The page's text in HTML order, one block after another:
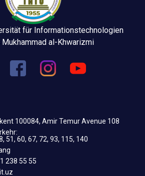
für Informationstechnologien
Mukhammad al-Khwarizmi
100084, Amir Temur Avenue 108
51, 60, 67, 72, 93, 115, 140
238 55 55